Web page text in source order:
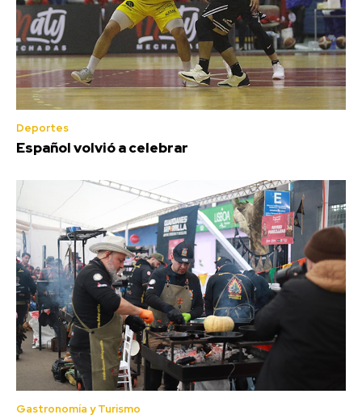
Deportes
Español volvió a celebrar
Gastronomía y Turismo